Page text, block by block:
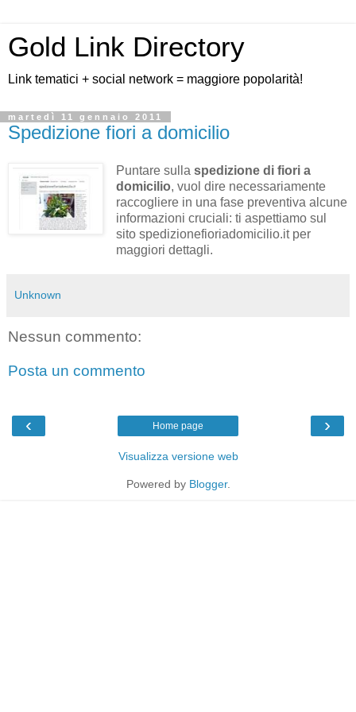
Gold Link Directory
Link tematici + social network = maggiore popolarità!
martedì 11 gennaio 2011
Spedizione fiori a domicilio
Puntare sulla spedizione di fiori a
domicilio, vuol dire necessariamente
raccogliere in una fase preventiva alcune
informazioni cruciali: ti aspettiamo sul
sito spedizionefioriadomicilio.it per
maggiori dettagli.
Unknown
Nessun commento:
Posta un commento
‹ ›
Home page
Visualizza versione web
Powered by Blogger.